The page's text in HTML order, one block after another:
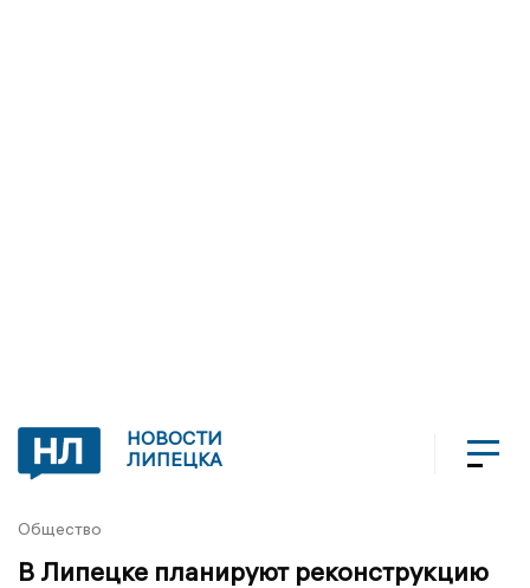
НОВОСТИ
ЛИПЕЦКА
Общество
В Липецке планируют реконструкцию